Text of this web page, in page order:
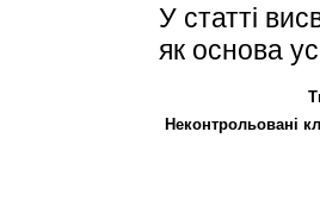
У статті
як основа
Неконтрольовані